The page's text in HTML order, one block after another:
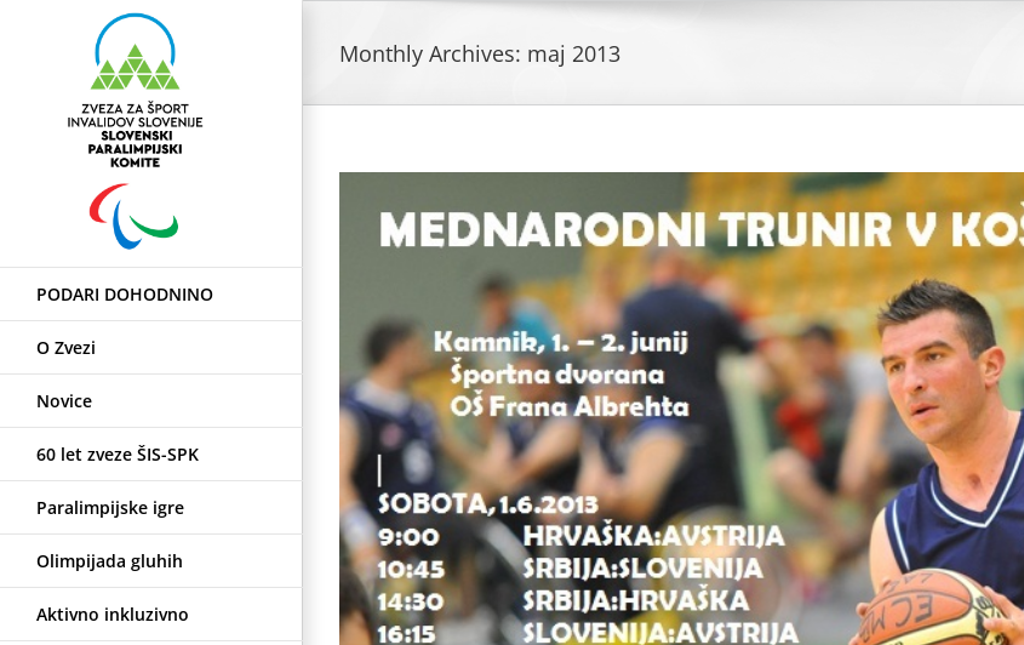
PODARI DOHODNINO
O Zvezi
Novice
60 let zveze ŠIS-SPK
Paralimpijske igre
Olimpijada gluhih
Aktivno inkluzivno
Monthly Archives: maj 2013